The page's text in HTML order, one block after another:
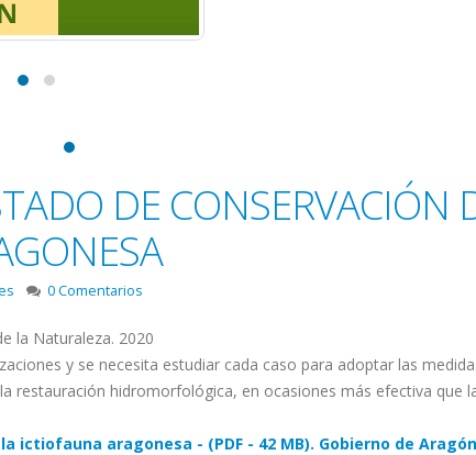
DE CONSERVACIÓN
0 Comentarios
la Naturaleza. 2020
y se necesita estudiar cada caso para adoptar las
restauración hidromorfológica, en ocasiones más efectiva que
ictiofauna aragonesa - (PDF - 42 MB). Gobierno de